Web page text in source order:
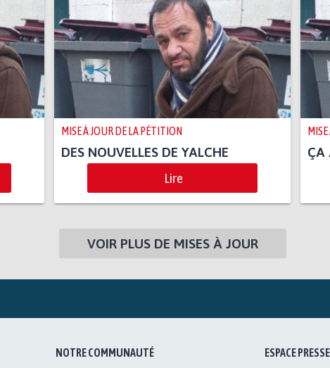
MISE À JOUR DE LA PÉTITION
DES NOUVELLES DE YALCHE
Lire
ÇA
VOIR PLUS DE MISES À JOUR
NOTRE COMMUNAUTÉ ESPACE PRESSE